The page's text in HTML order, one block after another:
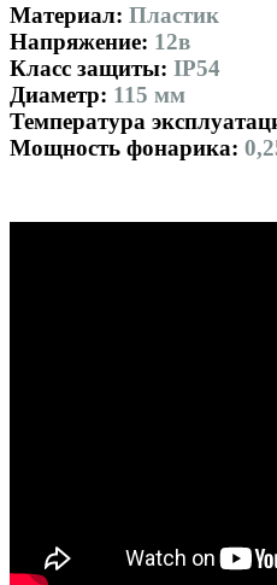
Материал: Пластик
Напряжение: 12в
Класс защиты: IP54
Диаметр: 115 мм
Температура
Мощность фонарика: